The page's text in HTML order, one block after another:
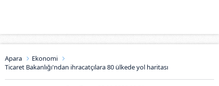
Apara
Ekonomi
Ticaret Bakanlığı'ndan ihracatçılara 80 ülkede yol haritası